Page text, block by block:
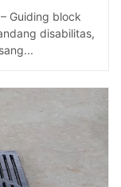
Guiding block
disabilitas,